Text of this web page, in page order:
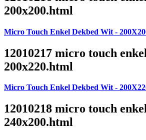
200x200.html
Micro Touch Enkel Dekbed Wit -
12010217 micro touch
200x220.html
Micro Touch Enkel Dekbed Wit -
12010218 micro touch
240x200.html